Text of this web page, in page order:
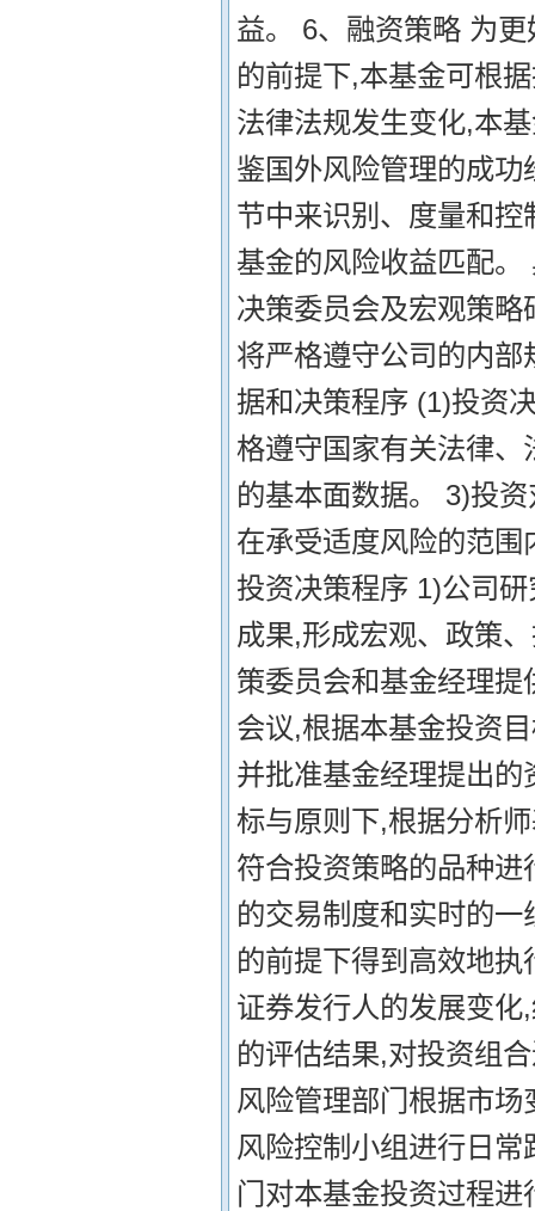
益。 6、融资策略 为
的前提下,本基金可根
法律法规发生变化,本
鉴国外风险管理的成
节中来识别、度量和
基金的风险收益匹配
决策委员会及宏观策
将严格遵守公司的内
据和决策程序 (1)投资
格遵守国家有关法律
的基本面数据。 3)投
在承受适度风险的范
投资决策程序 1)公司
成果,形成宏观、政策
策委员会和基金经理
会议,根据本基金投资
并批准基金经理提出
标与原则下,根据分析
符合投资策略的品种
的交易制度和实时的
的前提下得到高效地
证券发行人的发展变
的评估结果,对投资组
风险管理部门根据市
风险控制小组进行日
门对本基金投资过程进